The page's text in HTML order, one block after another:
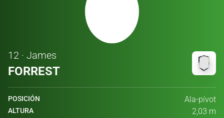
12 · James
FORREST
POSICIÓN Ala-pívot
ALTURA 2,03 m